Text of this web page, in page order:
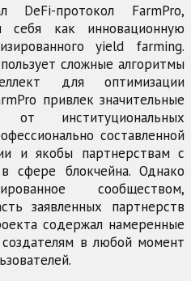
протокол FarmPro,
себя как инновационную
yield farming.
сложные алгоритмы
для оптимизации
привлек значительные
от институциональных
составленной
и якобы партнерствам с
сфере блокчейна. Однако
сообществом,
заявленных партнерств
содержал намеренные
в любой момент